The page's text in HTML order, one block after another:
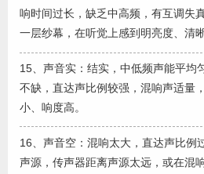
响时间过长，缺乏中高频，有互调失
一层纱幕，在听觉上感到明亮度、清
15、声音实：结实，中低频声能平均
不缺，直达声比例较强，混响声适量
小、响度高。
16、声音空：混响太大，直达声比例
声源，传声器距离声源太远，或在混